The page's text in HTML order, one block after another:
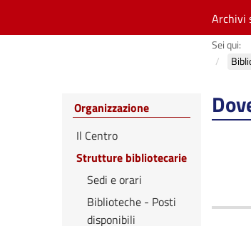
Archivi
Sei qui:
Organizzazione
Il Centro
Strutture bibliotecarie
Sedi e orari
Biblioteche - Posti
disponibili